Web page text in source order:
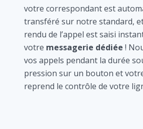
votre correspondant est
transféré sur notre standard,
rendu de l’appel est saisi
votre messagerie dédiée !
vos appels pendant la durée
pression sur un bouton et
reprend le contrôle de votre